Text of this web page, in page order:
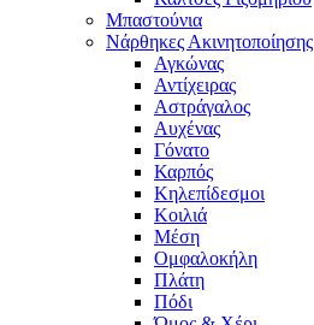
Μπαστούνια
Νάρθηκες Ακινητοποίησης
Αγκώνας
Αντίχειρας
Αστράγαλος
Αυχένας
Γόνατο
Καρπός
Κηλεπίδεσμοι
Κοιλιά
Μέση
Ομφαλοκήλη
Πλάτη
Πόδι